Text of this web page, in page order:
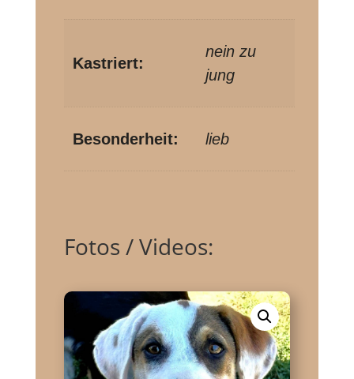
Kastriert:
nein zu
jung
Besonderheit: lieb
Fotos / Videos: